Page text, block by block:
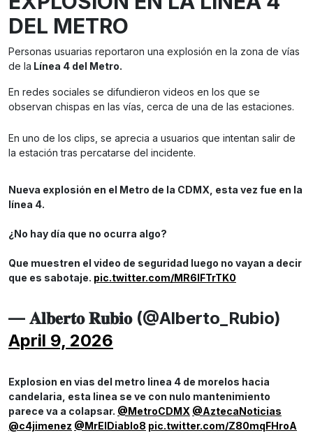
DEL METRO
Personas usuarias reportaron una explosión en la zona de vías
de la Línea 4 del Metro.
En redes sociales se difundieron videos en los que se
observan chispas en las vías, cerca de una de las estaciones.
En uno de los clips, se aprecia a usuarios que intentan salir de
la estación tras percatarse del incidente.
Nueva explosión en el Metro de la CDMX, esta vez fue en la
línea 4.
¿No hay día que no ocurra algo?
Que muestren el video de seguridad luego no vayan a decir
que es sabotaje. pic.twitter.com/MR6lFTrTK0
— 𝐀𝐥𝐛𝐞𝐫𝐭𝐨 𝐑𝐮𝐛𝐢𝐨 (@Alberto_Rubio)
April 9, 2026
Explosion en vias del metro linea 4 de morelos hacia
candelaria, esta linea se ve con nulo mantenimiento
parece va a colapsar. @MetroCDMX @AztecaNoticias
@c4jimenez @MrElDiablo8 pic.twitter.com/Z80mqFHroA